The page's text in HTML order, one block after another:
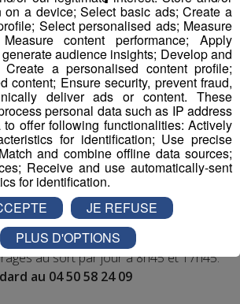
avec le grand jeu des vacances :
!
par jour, à 8h45 et 17h45 sur
!
question...une destination !
une question, a vous de faire le
3 réponses pour repartir avec vos
d'activités dans la région !
téléphone toute la journée pour
au sort par jour à 8h45 et 17h45.
au 04 50 58 24 09
on a device; Select basic ads; Create a
Select personalised ads; Measure
content performance; Apply
audience insights; Develop and
Create a personalised content profile;
content; Ensure security, prevent fraud,
deliver ads or content. These
personal data such as IP address
offer following functionalities: Actively
for identification; Use precise
and combine offline data sources;
Receive and use automatically-sent
for identification.
JE REFUSE
PLUS D'OPTIONS